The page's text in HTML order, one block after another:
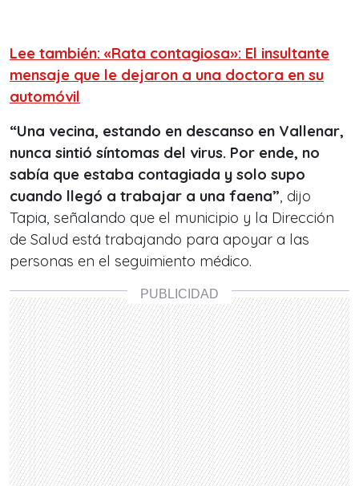
Lee también: «Rata contagiosa»: El insultante
mensaje que le dejaron a una doctora en su
automóvil
“Una vecina, estando en descanso en Vallenar,
nunca sintió síntomas del virus. Por ende, no
sabía que estaba contagiada y solo supo
cuando llegó a trabajar a una faena”, dijo
Tapia, señalando que el municipio y la Dirección
de Salud está trabajando para apoyar a las
personas en el seguimiento médico.